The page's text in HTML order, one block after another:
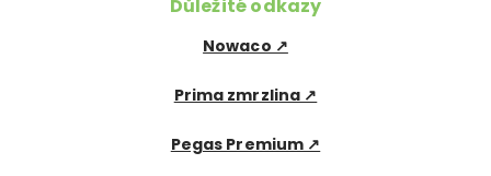
Důležité odkazy
Nowaco ↗
Prima zmrzlina ↗
Pegas Premium ↗